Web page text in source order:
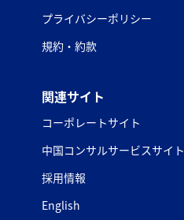
プライバシーポリシー
規約・約款
関連サイト
コーポレートサイト
中国コンサルサービスサイト
採用情報
English